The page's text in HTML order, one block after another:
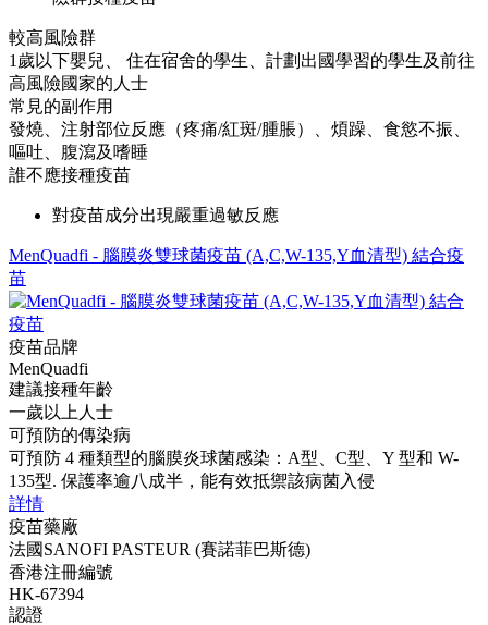
較高風險群
1歲以下嬰兒、 住在宿舍的學生、計劃出國學習的學生及前往
高風險國家的人士
常見的副作用
發燒、注射部位反應（疼痛/紅斑/腫脹）、煩躁、食慾不振、
嘔吐、腹瀉及嗜睡
誰不應接種疫苗
對疫苗成分出現嚴重過敏反應
MenQuadfi - 腦膜炎雙球菌疫苗 (A,C,W-135,Y血清型) 結合疫
苗
疫苗品牌
MenQuadfi
建議接種年齡
一歲以上人士
可預防的傳染病
可預防 4 種類型的腦膜炎球菌感染：A型、C型、Y 型和 W-
135型. 保護率逾八成半，能有效抵禦該病菌入侵
詳情
疫苗藥廠
法國SANOFI PASTEUR (賽諾菲巴斯德)
香港注冊編號
HK-67394
認證